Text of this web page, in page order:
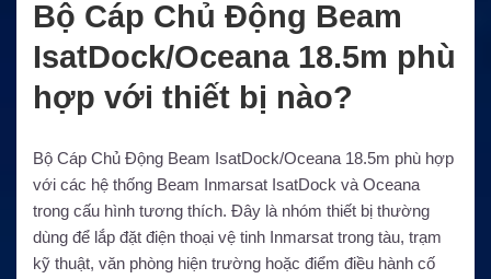
Bộ Cáp Chủ Động Beam
IsatDock/Oceana 18.5m phù
hợp với thiết bị nào?
Bộ Cáp Chủ Động Beam IsatDock/Oceana 18.5m phù hợp
với các hệ thống Beam Inmarsat IsatDock và Oceana
trong cấu hình tương thích. Đây là nhóm thiết bị thường
dùng để lắp đặt điện thoại vệ tinh Inmarsat trong tàu, trạm
kỹ thuật, văn phòng hiện trường hoặc điểm điều hành cố